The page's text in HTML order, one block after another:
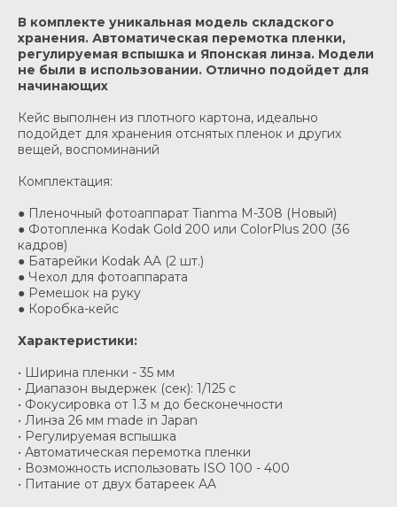
В комплекте уникальная модель складского
хранения. Автоматическая перемотка пленки,
регулируемая вспышка и Японская линза. Модели
не были в использовании. Отлично подойдет для
начинающих
Кейс выполнен из плотного картона, идеально
подойдет для хранения отснятых пленок и других
вещей, воспоминаний
Комплектация:
● Пленочный фотоаппарат Tianma M-308 (Новый)
● Фотопленка Kodak Gold 200 или ColorPlus 200 (36
кадров)
● Батарейки Kodak AA (2 шт.)
● Чехол для фотоаппарата
● Ремешок на руку
● Коробка-кейс
Характеристики:
• Ширина пленки - 35 мм
• Диапазон выдержек (сек): 1/125 с
• Фокусировка от 1.3 м до бесконечности
• Линза 26 мм made in Japan
• Регулируемая вспышка
• Автоматическая перемотка пленки
• Возможность использовать ISO 100 - 400
• Питание от двух батареек AA